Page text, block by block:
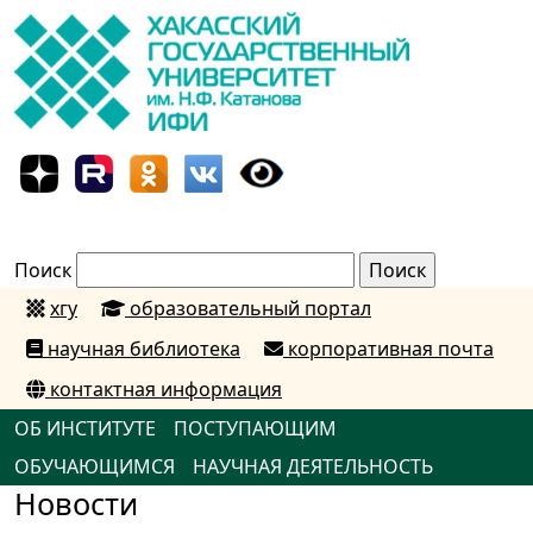
Поиск
хгу
образовательный портал
научная библиотека
корпоративная почта
контактная информация
ОБ ИНСТИТУТЕ
ПОСТУПАЮЩИМ
ОБУЧАЮЩИМСЯ
НАУЧНАЯ ДЕЯТЕЛЬНОСТЬ
Новости